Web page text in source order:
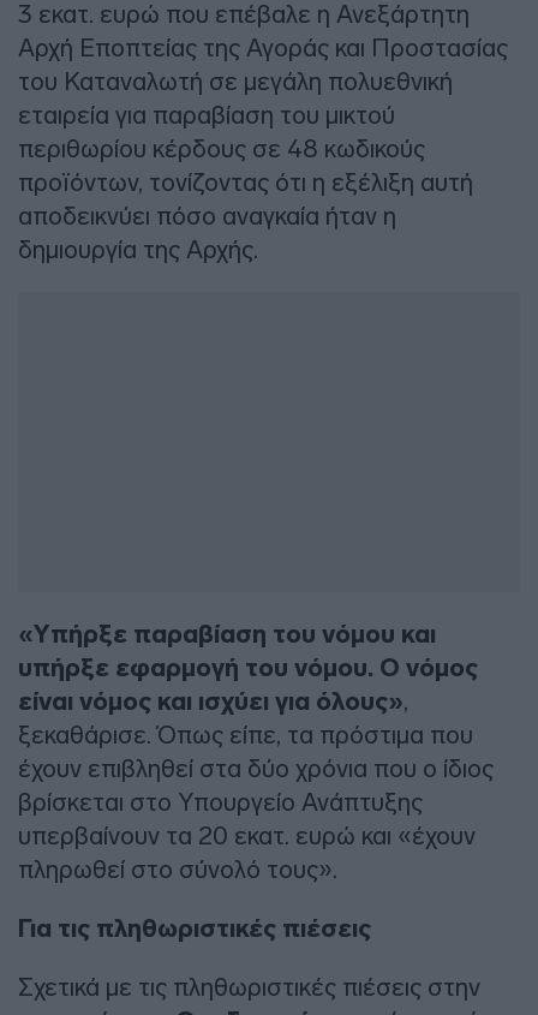
3 εκατ. ευρώ που επέβαλε η Ανεξάρτητη
Αρχή Εποπτείας της Αγοράς και Προστασίας
του Καταναλωτή σε μεγάλη πολυεθνική
εταιρεία για παραβίαση του μικτού
περιθωρίου κέρδους σε 48 κωδικούς
προϊόντων, τονίζοντας ότι η εξέλιξη αυτή
αποδεικνύει πόσο αναγκαία ήταν η
δημιουργία της Αρχής.
«Υπήρξε παραβίαση του νόμου και
υπήρξε εφαρμογή του νόμου. Ο νόμος
είναι νόμος και ισχύει για όλους»,
ξεκαθάρισε. Όπως είπε, τα πρόστιμα που
έχουν επιβληθεί στα δύο χρόνια που ο ίδιος
βρίσκεται στο Υπουργείο Ανάπτυξης
υπερβαίνουν τα 20 εκατ. ευρώ και «έχουν
πληρωθεί στο σύνολό τους».
Για τις πληθωριστικές πιέσεις
Σχετικά με τις πληθωριστικές πιέσεις στην